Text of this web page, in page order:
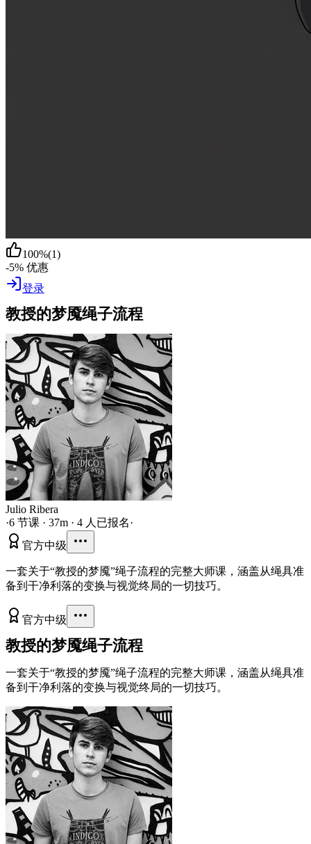
100%(1)
-5% 优惠
登录
教授的梦魇绳子流程
Julio Ribera
·6 节课 · 37m · 4 人已报名·
官方中级
一套关于“教授的梦魇”绳子流程的完整大师课，涵盖从绳具准
备到干净利落的变换与视觉终局的一切技巧。
官方中级
教授的梦魇绳子流程
一套关于“教授的梦魇”绳子流程的完整大师课，涵盖从绳具准
备到干净利落的变换与视觉终局的一切技巧。